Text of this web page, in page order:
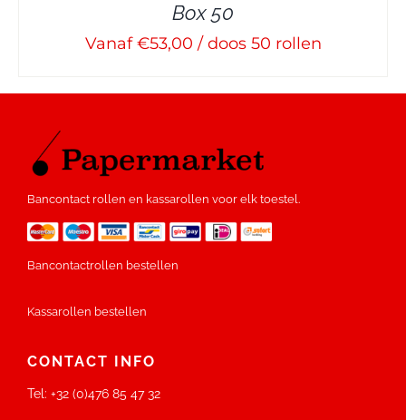
Box 50
Vanaf €53,00 / doos 50 rollen
Bancontact rollen en kassarollen voor elk toestel.
Bancontactrollen bestellen
Kassarollen bestellen
CONTACT INFO
Tel: +32 (0)476 85 47 32